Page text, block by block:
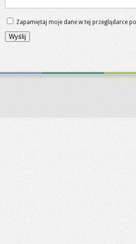
Zapamiętaj moje dane w tej przeglądarce